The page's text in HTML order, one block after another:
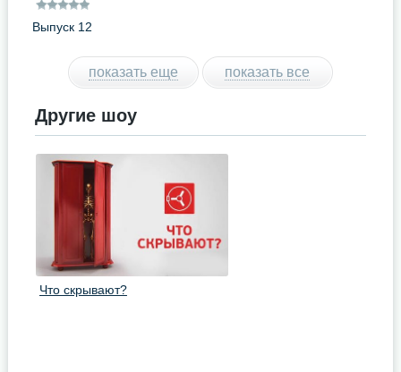
Выпуск 12
показать еще показать все
Другие шоу
Что скрывают?